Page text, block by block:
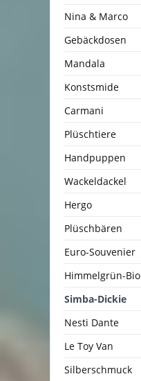
Nina & Marco
Gebäckdosen
Mandala
Konstsmide
Carmani
Plüschtiere
Handpuppen
Wackeldackel
Hergo
Plüschbären
Euro-Souvenier
Himmelgrün-Bio
Simba-Dickie
Nesti Dante
Le Toy Van
Silberschmuck